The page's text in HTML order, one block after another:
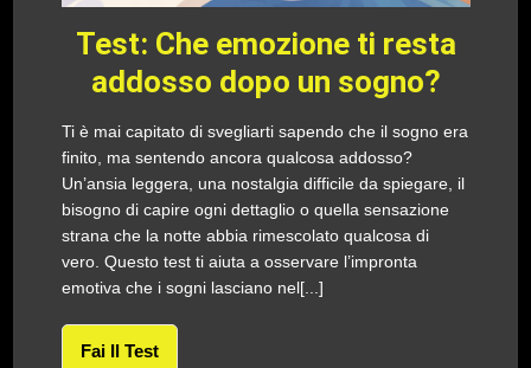
Test: Che emozione ti resta
addosso dopo un sogno?
Ti è mai capitato di svegliarti sapendo che il sogno era
finito, ma sentendo ancora qualcosa addosso?
Un’ansia leggera, una nostalgia difficile da spiegare, il
bisogno di capire ogni dettaglio o quella sensazione
strana che la notte abbia rimescolato qualcosa di
vero. Questo test ti aiuta a osservare l’impronta
emotiva che i sogni lasciano nel[...]
Fai Il Test